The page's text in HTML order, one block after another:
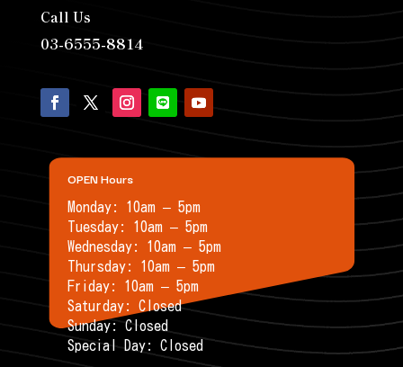
Call Us
03-6555-8814
OPEN Hours
Monday: 10am – 5pm
Tuesday: 10am – 5pm
Wednesday: 10am – 5pm
Thursday: 10am – 5pm
Friday: 10am – 5pm
Saturday: Closed
Sunday: Closed
Special Day: Closed